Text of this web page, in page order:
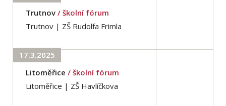
Trutnov / školní fórum
Trutnov | ZŠ Rudolfa Frimla
17.3.2025
Litoměřice / školní fórum
Litoměřice | ZŠ Havlíčkova